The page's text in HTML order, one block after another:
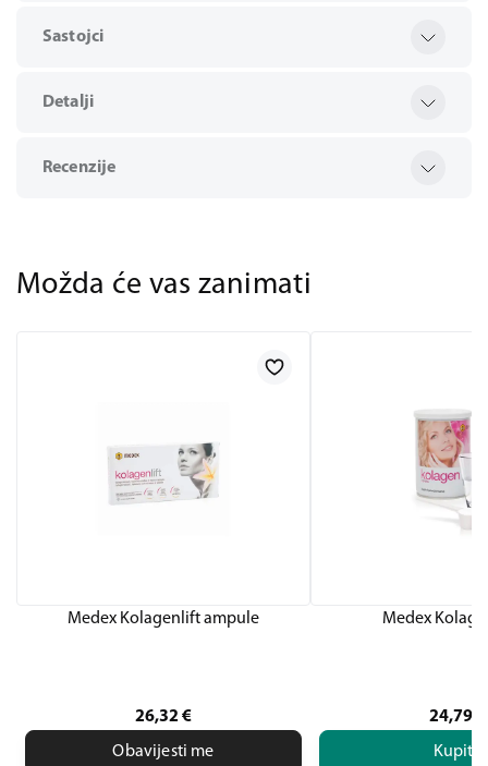
Sastojci
Detalji
Recenzije
Možda će vas zanimati
Medex Kolagenlift ampule
26,32 €
Obavijesti me
Medex
24,79
Kupite